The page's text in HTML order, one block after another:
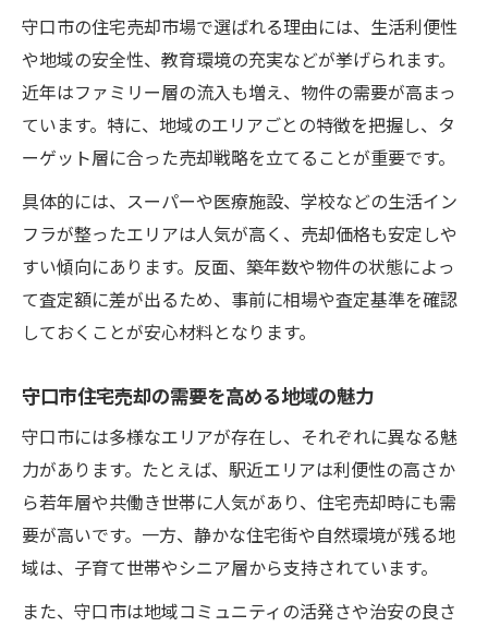
守口市の住宅売却市場で選ばれる理由には、生活利便性
や地域の安全性、教育環境の充実などが挙げられます。
近年はファミリー層の流入も増え、物件の需要が高まっ
ています。特に、地域のエリアごとの特徴を把握し、タ
ーゲット層に合った売却戦略を立てることが重要です。
具体的には、スーパーや医療施設、学校などの生活イン
フラが整ったエリアは人気が高く、売却価格も安定しや
すい傾向にあります。反面、築年数や物件の状態によっ
て査定額に差が出るため、事前に相場や査定基準を確認
しておくことが安心材料となります。
守口市住宅売却の需要を高める地域の魅力
守口市には多様なエリアが存在し、それぞれに異なる魅
力があります。たとえば、駅近エリアは利便性の高さか
ら若年層や共働き世帯に人気があり、住宅売却時にも需
要が高いです。一方、静かな住宅街や自然環境が残る地
域は、子育て世帯やシニア層から支持されています。
また、守口市は地域コミュニティの活発さや治安の良さ